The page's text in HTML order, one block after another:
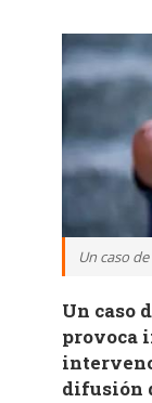
Un caso
Un caso
provoca
difusión